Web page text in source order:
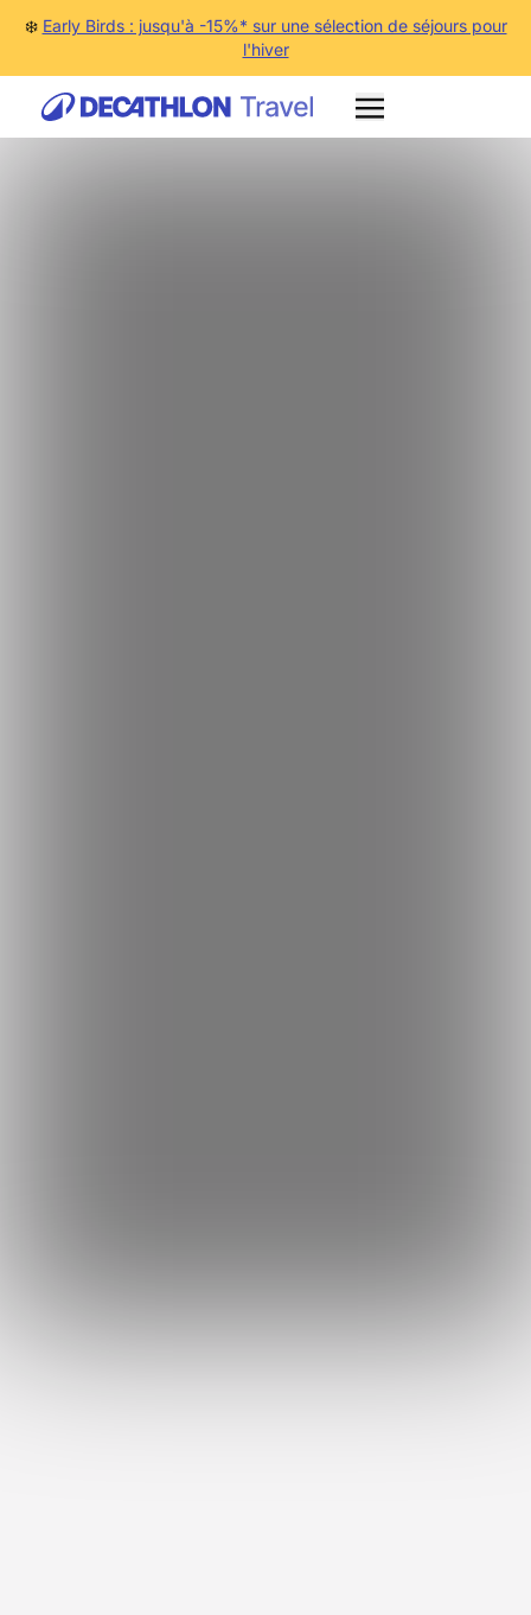
❄️ Early Birds : jusqu'à -15%* sur une sélection de séjours pour
l'hiver